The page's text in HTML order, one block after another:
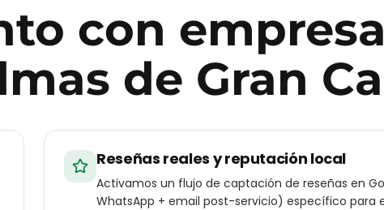
con
de Gran
Reseñas reales y reputación local
Activamos un flujo de captación de reseñas en
WhatsApp + email post-servicio) específico para